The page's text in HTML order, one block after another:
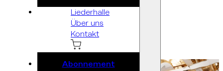
Liederhalle
Über uns
Kontakt
Abonnement